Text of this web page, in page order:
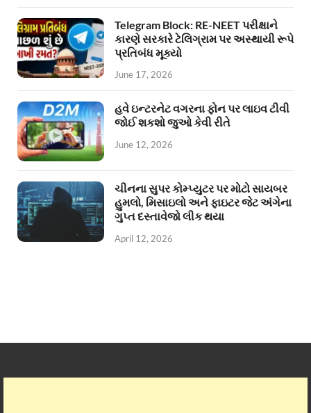
Telegram Block: RE-NEET પરીક્ષાને
કારણે સરકારે ટેલિગ્રામ પર અસ્થાયી રૂપે
પ્રતિબંધ મૂક્યો
June 17, 2026
હવે ઇન્ટરનેટ વગરના ફોન પર લાઇવ ટીવી
જોઈ શકશો જુઓ કેવી રીતે
June 12, 2026
ચીનના સુપર કોમ્પ્યુટર પર મોટો સાયબર
હુમલો, મિસાઇલો અને ફાઇટર જેટ અંગેના
ગુપ્ત દસ્તાવેજો લીક થયા
April 12, 2026